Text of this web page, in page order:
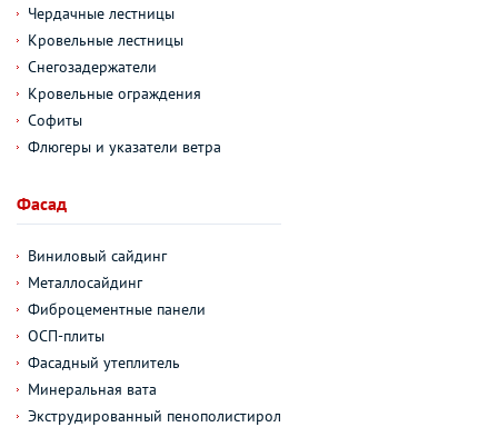
Чердачные лестницы
Кровельные лестницы
Снегозадержатели
Кровельные ограждения
Софиты
Флюгеры и указатели ветра
Фасад
Виниловый сайдинг
Металлосайдинг
Фиброцементные панели
ОСП-плиты
Фасадный утеплитель
Минеральная вата
Экструдированный пенополистирол